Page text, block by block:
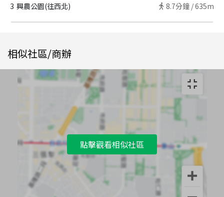
3 興農公園(往西北) 8.7分鐘 /635m
相似社區/商辦
點擊觀看相似社區